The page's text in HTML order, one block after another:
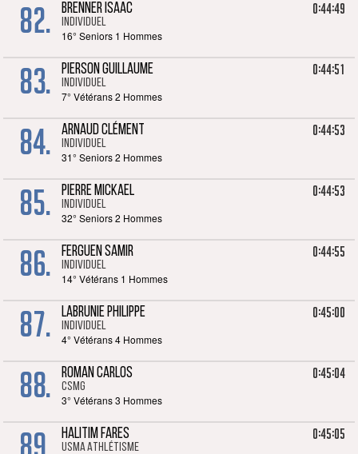
82. BRENNER ISAAC
Individuel
16° Seniors 1 Hommes
0:44:49
83. PIERSON GUILLAUME
Individuel
7° Vétérans 2 Hommes
0:44:51
84. ARNAUD CLÉMENT
Individuel
31° Seniors 2 Hommes
0:44:53
85. PIERRE MICKAEL
Individuel
32° Seniors 2 Hommes
0:44:53
86. FERGUEN SAMIR
Individuel
14° Vétérans 1 Hommes
0:44:55
87. LABRUNIE PHILIPPE
Individuel
4° Vétérans 4 Hommes
0:45:00
88. ROMAN CARLOS
CSMG
3° Vétérans 3 Hommes
0:45:04
89. HALITIM FARES
USMA Athlétisme
0:45:05